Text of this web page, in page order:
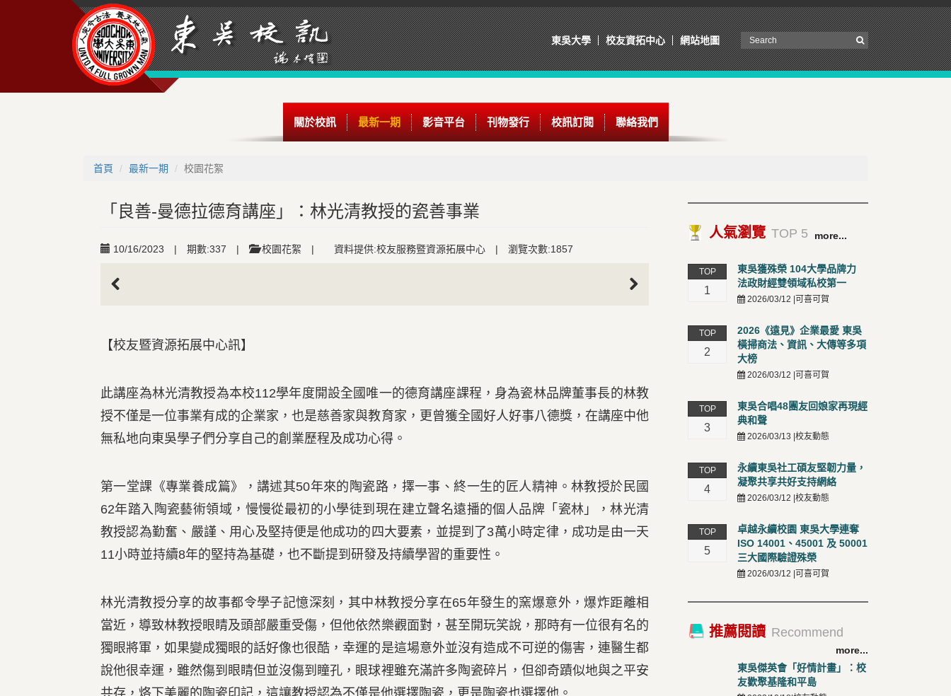
東吳大學 校友資拓中心 網站地圖
關於校訊 最新一期 影音平台 刊物發行 校訊訂閱 聯絡我們
首頁 最新一期 校園花絮
「良善-曼德拉德育講座」：林光清教授的瓷善事業
10/16/2023 | 期數:337 | 校園花絮 | 資料提供:校友服務暨資源拓展中心 | 瀏覽次數:1857
【校友暨資源拓展中心訊】
此講座為林光清教授為本校112學年度開設全國唯一的德育講座課程，身為瓷林品牌董事長的林教
授不僅是一位事業有成的企業家，也是慈善家與教育家，更曾獲全國好人好事八德獎，在講座中他
無私地向東吳學子們分享自己的創業歷程及成功心得。
第一堂課《專業養成篇》，講述其50年來的陶瓷路，擇一事、終一生的匠人精神。林教授於民國
62年踏入陶瓷藝術領域，慢慢從最初的小學徒到現在建立聲名遠播的個人品牌「瓷林」，林光清
教授認為勤奮、嚴謹、用心及堅持便是他成功的四大要素，並提到了3萬小時定律，成功是由一天
11小時並持續8年的堅持為基礎，也不斷提到研發及持續學習的重要性。
林光清教授分享的故事都令學子記憶深刻，其中林教授分享在65年發生的窯爆意外，爆炸距離相
當近，導致林教授眼睛及頭部嚴重受傷，但他依然樂觀面對，甚至開玩笑說，那時有一位很有名的
獨眼將軍，如果變成獨眼的話好像也很酷，幸運的是這場意外並沒有造成不可逆的傷害，連醫生都
說他很幸運，雖然傷到眼睛但並沒傷到瞳孔，眼球裡雖充滿許多陶瓷碎片，但卻奇蹟似地與之平安
共存，烙下美麗的陶瓷印記，這讓教授認為不僅是他選擇陶瓷，更是陶瓷也選擇他。
人氣瀏覽 TOP 5 more...
TOP
1
東吳獲殊榮 104大學品牌力
法政財經雙領域私校第一
2026/03/12 |可喜可賀
TOP
2
2026《遠見》企業最愛 東吳
橫掃商法、資訊、大傳等多項
大榜
2026/03/12 |可喜可賀
TOP
3
東吳合唱48團友回娘家再現經
典和聲
2026/03/13 |校友動態
TOP
4
永續東吳社工碩友堅韌力量，
凝聚共享共好支持網絡
2026/03/12 |校友動態
TOP
5
卓越永續校園 東吳大學連奪
ISO 14001、45001 及 50001
三大國際驗證殊榮
2026/03/12 |可喜可賀
推薦閱讀 Recommend
more...
東吳傑英會「好情計畫」：校
友歡聚基隆和平島